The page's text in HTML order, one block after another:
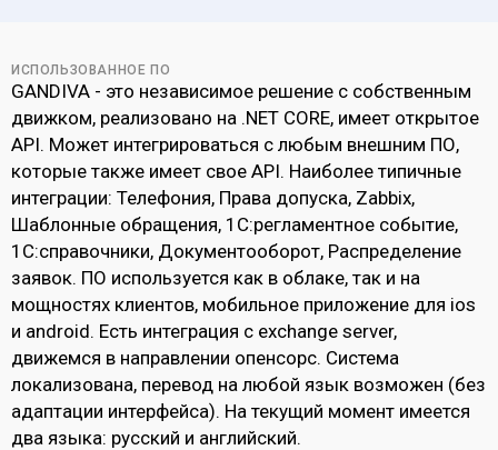
ИСПОЛЬЗОВАННОЕ ПО
GANDIVA - это независимое решение с собственным
движком, реализовано на .NET CORE, имеет открытое
API. Может интегрироваться с любым внешним ПО,
которые также имеет свое API. Наиболее типичные
интеграции: Телефония, Права допуска, Zabbix,
Шаблонные обращения, 1С:регламентное событие,
1С:справочники, Документооборот, Распределение
заявок. ПО используется как в облаке, так и на
мощностях клиентов, мобильное приложение для ios
и android. Есть интеграция с exchange server,
движемся в направлении опенсорс. Система
локализована, перевод на любой язык возможен (без
адаптации интерфейса). На текущий момент имеется
два языка: русский и английский.